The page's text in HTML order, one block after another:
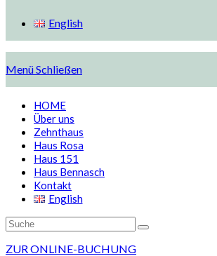
English
MenüSchließen
HOME
Über uns
Zehnthaus
Haus Rosa
Haus 151
Haus Bennasch
Kontakt
English
ZUR ONLINE-BUCHUNG